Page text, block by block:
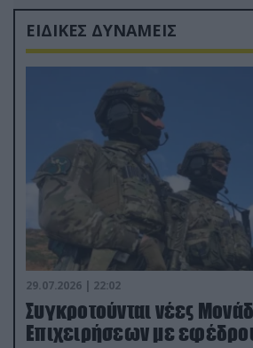
ΕΙΔΙΚΕΣ ΔΥΝΑΜΕΙΣ
29.07.2026 | 22:02
Συγκροτούνται νέες
Επιχειρήσεων με